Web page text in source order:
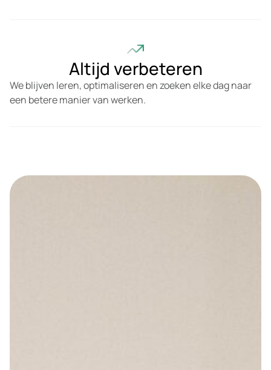
Altijd verbeteren
We blijven leren, optimaliseren en zoeken elke dag naar
een betere manier van werken.